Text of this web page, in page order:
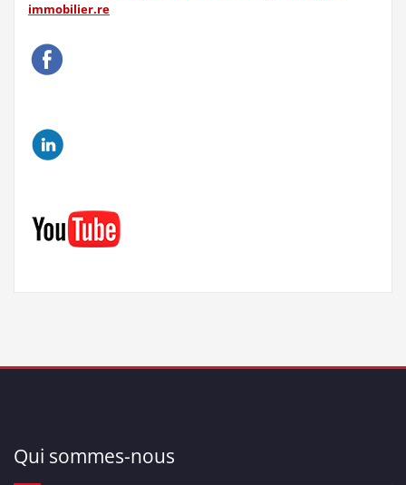
immobilier.re
Qui sommes-nous